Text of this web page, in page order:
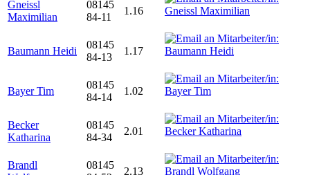
Gneissl
Maximilian
08145
84-11
1.16
Baumann Heidi
08145
84-13
1.17
Bayer Tim
08145
84-14
1.02
Becker
Katharina
08145
84-34
2.01
Brandl
08145
2.13